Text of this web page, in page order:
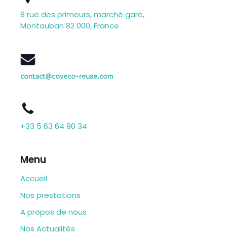
8 rue des primeurs, marché gare,
Montauban 82 000, France
contact@coveco-reuse.com
+33 5 63 64 90 34
Menu
Accueil
Nos prestations
A propos de nous
Nos Actualités